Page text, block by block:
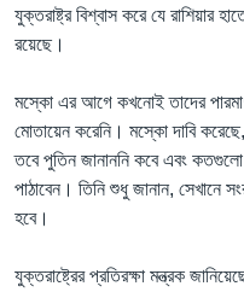
যুক্তরাষ্ট্র বিশ্বাস করে যে রাশিয়ার
রয়েছে।
মস্কো এর আগে কখনোই তাদের
মোতায়েন করেনি। মস্কো দাবি
তবে পুতিন জানাননি কবে এবং
পাঠাবেন। তিনি শুধু জানান, সেখানে
হবে।
যুক্তরাষ্ট্রের প্রতিরক্ষা মন্ত্রক